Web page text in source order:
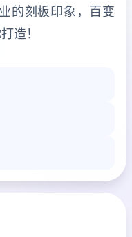
的刻板印象，百变
造！